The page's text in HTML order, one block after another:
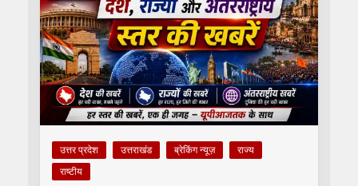
उत्तर प्रदेश उत्तराखंड ब्रेकिंग न्यूज़
राज्य
राष्टीय